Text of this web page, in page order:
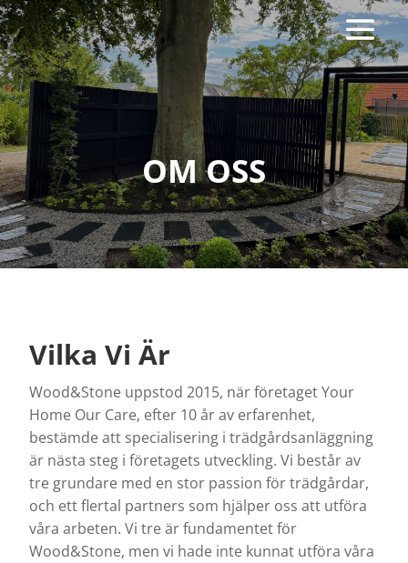
OM OSS
Vilka Vi Är
Wood&Stone uppstod 2015, när företaget Your
Home Our Care, efter 10 år av erfarenhet,
bestämde att specialisering i trädgårdsanläggning
är nästa steg i företagets utveckling. Vi består av
tre grundare med en stor passion för trädgårdar,
och ett flertal partners som hjälper oss att utföra
våra arbeten. Vi tre är fundamentet för
Wood&Stone, men vi hade inte kunnat utföra våra